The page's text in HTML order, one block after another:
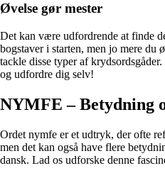
Øvelse gør mester
Det kan være udfordrende at finde
bogstaver i starten, men jo mere du
tackle disse typer af
og udfordre dig selv!
NYMFE – Betydning
Ordet nymfe er et udtryk, der ofte
men det kan også have flere
dansk. Lad os udforske denne